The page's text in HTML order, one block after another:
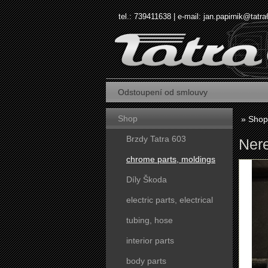
tel.: 739411638 | e-mail:
Odstoupení od smlouvy
Shop
Brzdy Tatra 603
chrome parts, moldings
Díly Škoda
electric parts, electrical
tubing, hose
interior parts
body parts
»Shop